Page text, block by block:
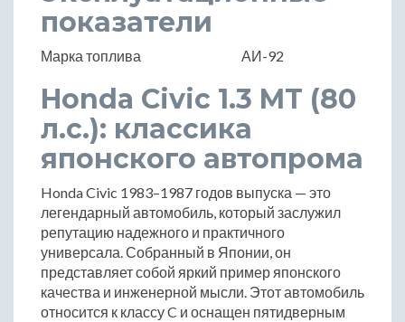
показатели
Марка топлива АИ-92
Honda Civic 1.3 MT (80
л.с.): классика
японского автопрома
Honda Civic 1983–1987 годов выпуска — это
легендарный автомобиль, который заслужил
репутацию надежного и практичного
универсала. Собранный в Японии, он
представляет собой яркий пример японского
качества и инженерной мысли. Этот автомобиль
относится к классу C и оснащен пятидверным